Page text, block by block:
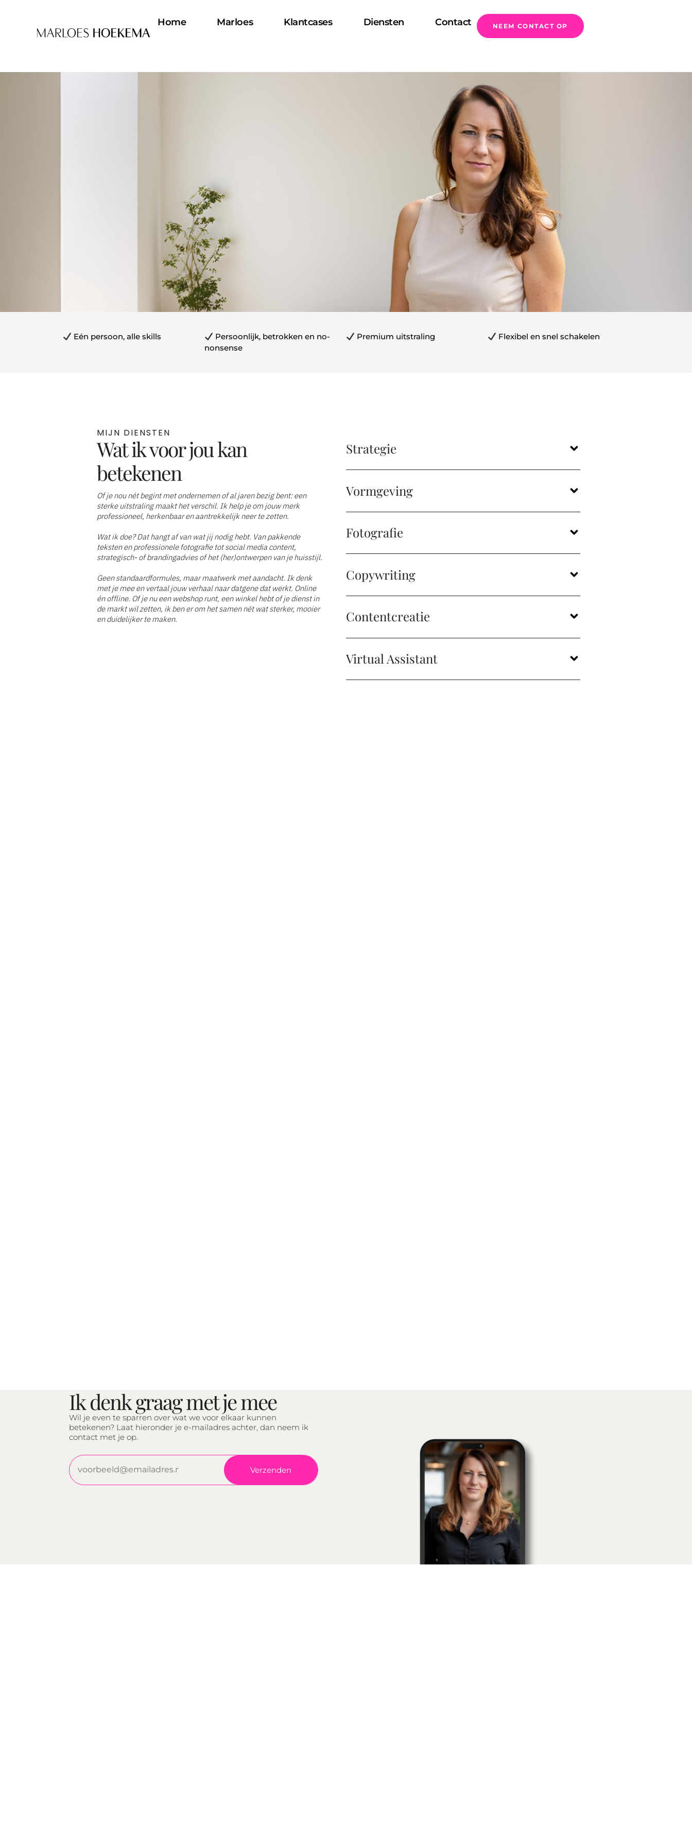
Home Marloes Klantcases Diensten Contact
Home Marloes Klantcases Diensten Contact NEEM CONTACT OP
Home Marloes Klantcases Diensten Contact NEEM CONTACT OP
Diensten
Eén persoon, alle skills
Persoonlijk, betrokken en no-
nonsense
Premium uitstraling Flexibel en snel schakelen
MIJN DIENSTEN
Wat ik voor jou kan
betekenen
Of je nou nét begint met ondernemen of al jaren bezig bent: een
sterke uitstraling maakt het verschil. Ik help je om jouw merk
professioneel, herkenbaar en aantrekkelijk neer te zetten.
Wat ik doe? Dat hangt af van wat jij nodig hebt. Van pakkende
teksten en professionele fotografie tot social media content,
strategisch- of brandingadvies of het (her)ontwerpen van je huisstijl.
Geen standaardformules, maar maatwerk met aandacht. Ik denk
met je mee en vertaal jouw verhaal naar datgene dat werkt. Online
én offline. Of je nu een webshop runt, een winkel hebt of je dienst in
de markt wil zetten, ik ben er om het samen nét wat sterker, mooier
en duidelijker te maken.
Strategie
Vormgeving
Fotografie
Copywriting
Contentcreatie
Virtual Assistant
Ik denk graag met je mee
Wil je even te sparren over wat we voor elkaar kunnen
betekenen? Laat hieronder je e-mailadres achter, dan neem ik
contact met je op.
Verzenden